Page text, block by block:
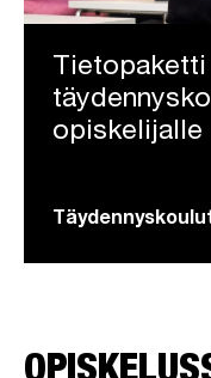
Tietopaketti
opiskelijalle